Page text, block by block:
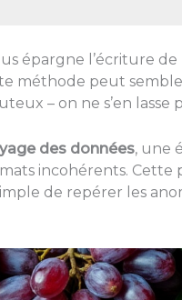
épargne l’écriture
méthode peut
– on ne s’en lasse
des données, une
incohérents. Cette
de repérer les